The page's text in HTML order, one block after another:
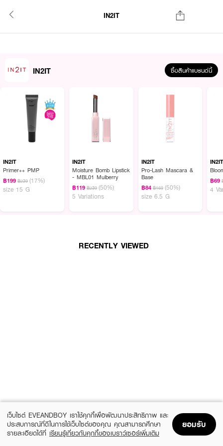
IN2IT
IN2IT ซื้อสินค้าแบรนด์นี้
IN2IT
Primer++ PMP
฿199 ฿239 (17%)
size 15 G
IN2IT
Moisture Bomb Lipstick
- MBL01 Mulberry
฿119 ฿239 (50%)
5 Variations
IN2IT
Pro-Lash Mascara &
Base
฿84 ฿169 (50%)
size 6.5 G
฿69
4
RECENTLY VIEWED
เว็บไซต์ EVEANDBOY เราใช้คุกกี้เพื่อพัฒนาประสิทธิภาพ และ
ประสบการณ์ที่ดีในการใช้เว็บไซต์ของคุณ คุณสามารถศึกษา
รายละเอียดได้ที่ เรียนรู้เกี่ยวกับคุกกี้ของเบราว์เซอร์เพิ่มเติม
ยอมรับ